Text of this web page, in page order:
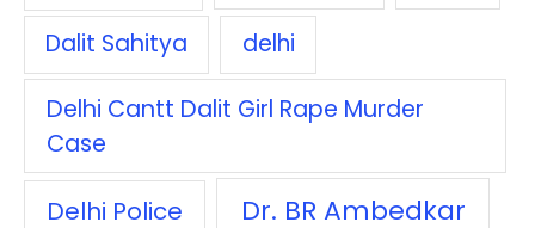
Dalit Sahitya delhi
Delhi Cantt Dalit Girl Rape Murder
Case
Delhi Police Dr. BR Ambedkar